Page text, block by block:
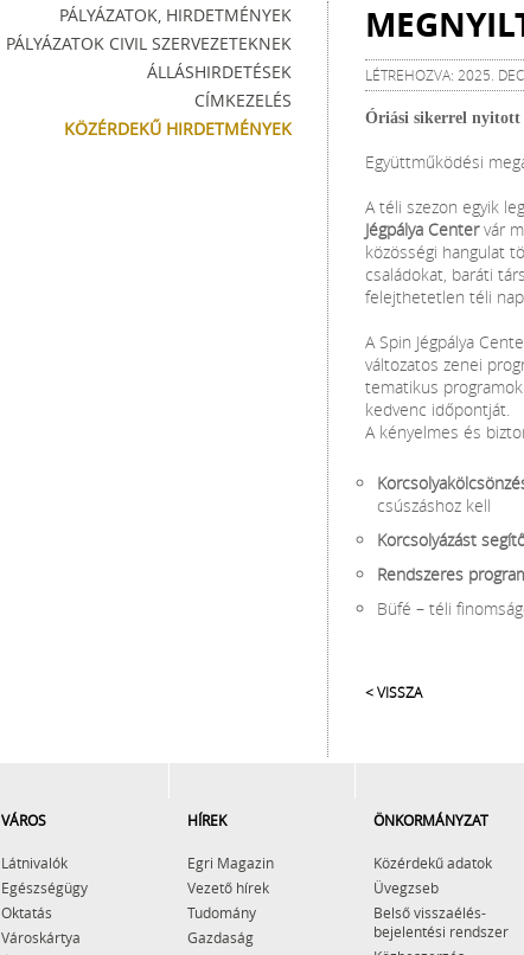
PÁLYÁZATOK, HIRDETMÉNYEK
PÁLYÁZATOK CIVIL SZERVEZETEKNEK
ÁLLÁSHIRDETÉSEK
CÍMKEZELÉS
KÖZÉRDEKŰ HIRDETMÉNYEK
LÉTREHOZVA: 2025.
Óriási sikerrel nyitott
Együttműködési
A téli szezon egyik
Jégpálya Centervár
közösségi hangulat
családokat, baráti
felejthetetlen téli
A Spin Jégpálya
változatos zenei
tematikus
kedvenc időpontját.
A kényelmes és
csúszáshoz kell
Korcsolyázást
Rendszeres
Büfé – téli
< VISSZA
VÁROS
Látnivalók
Egészségügy
Oktatás
Városkártya
HÍREK
Egri Magazin
Vezető hírek
Tudomány
Gazdaság
ÖNKORMÁNYZAT
Közérdekű adatok
Üvegzseb
Belső visszaélés-
bejelentési rendszer